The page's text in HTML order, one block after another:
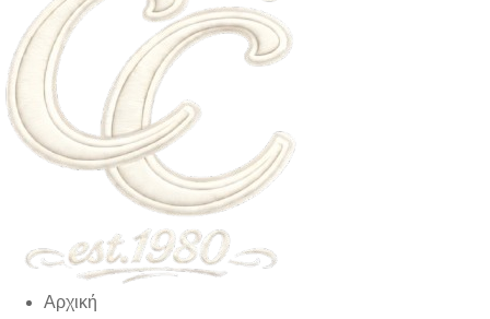
Αρχική